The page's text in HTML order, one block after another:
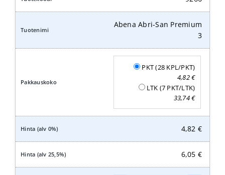
4
määrä
Abena Abri-San Premium
3
PKT (28 KPL/PKT)
4,82€
LTK (7 PKT/LTK)
33,74€
4,82 €
6,05 €